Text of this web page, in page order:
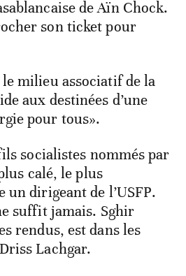
de Aïn Chock.
son ticket pour
milieu associatif de la
aux destinées d’une
pour tous».
socialistes nommés par
calé, le plus
dirigeant de l’USFP.
suffit jamais. Sghir
rendus, est dans les
Lachgar.